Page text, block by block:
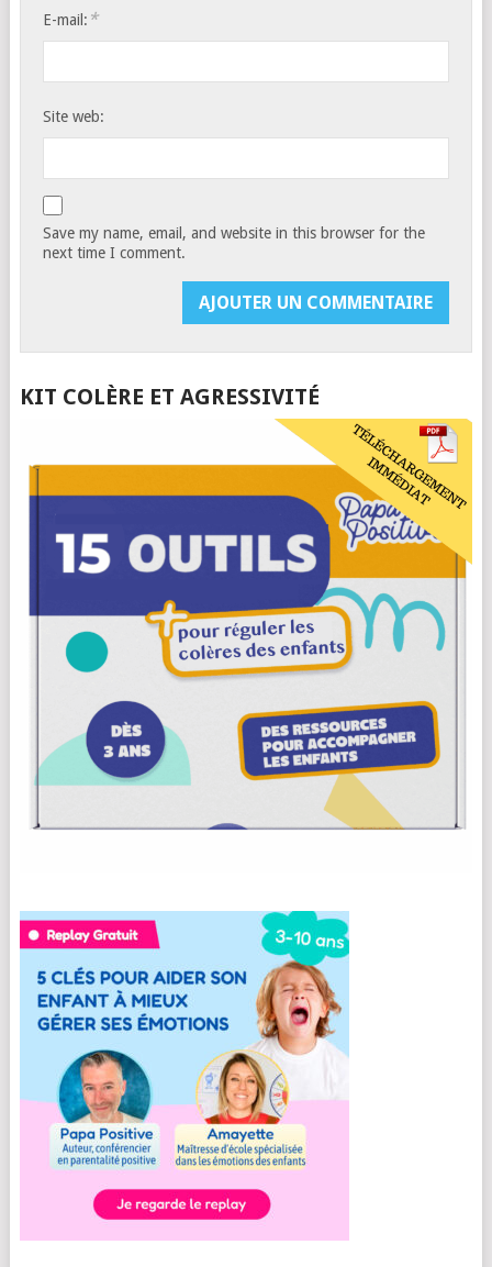
E-mail: *
Site web:
Save my name, email, and website in this browser for the
next time I comment.
KIT COLÈRE ET AGRESSIVITÉ